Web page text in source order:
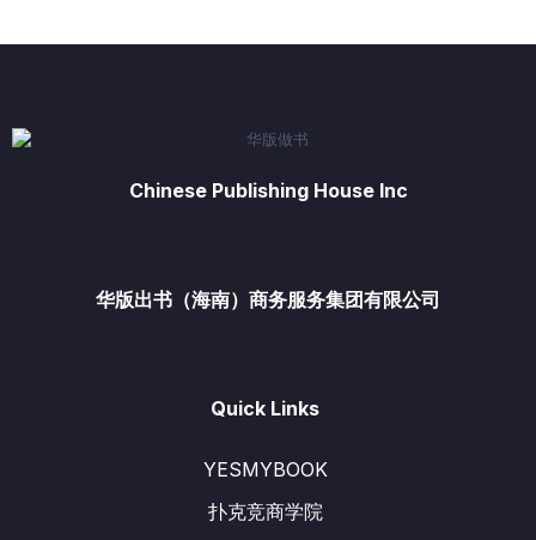
Chinese Publishing House Inc
华版出书（海南）商务服务集团有限公司
Quick Links
YESMYBOOK
扑克竞商学院